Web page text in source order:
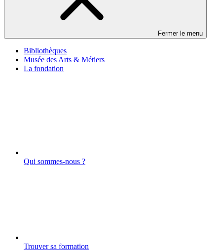
Fermer le menu
Bibliothèques
Musée des Arts & Métiers
La fondation
Qui sommes-nous ?
Trouver sa formation